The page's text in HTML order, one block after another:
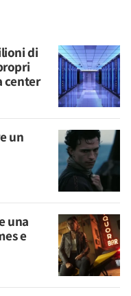
di
center
un
una
e